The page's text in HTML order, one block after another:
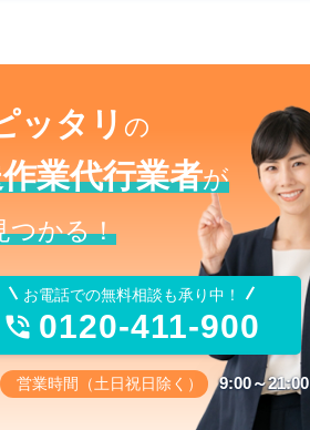
ッタリ の
業代行業者が
つかる！
お電話での無料相談も承り中！
 0120-411-900
営業時間（土日祝日除く） 9:00～21:00